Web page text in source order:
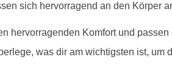
sich hervorragend an den Körper
hervorragenden Komfort und
was dir am wichtigsten ist, um